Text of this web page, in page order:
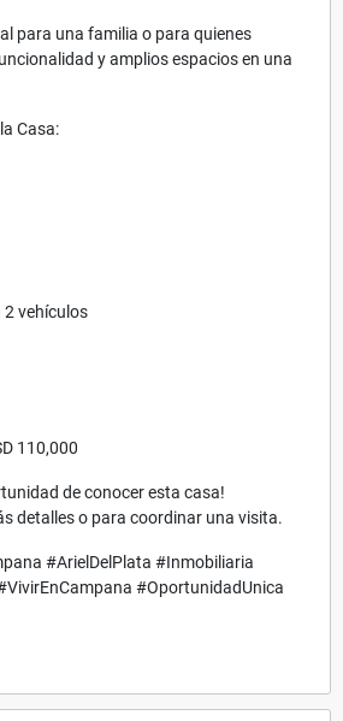
para una familia o para quienes
y amplios espacios en una
Casa:
2 vehículos
110,000
de conocer esta casa!
detalles o para coordinar una visita.
#ArielDelPlata #Inmobiliaria
#OportunidadUnica